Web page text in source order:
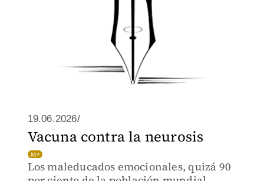
19.06.2026/
Vacuna contra la neurosis
Los maleducados emocionales, quizá 90